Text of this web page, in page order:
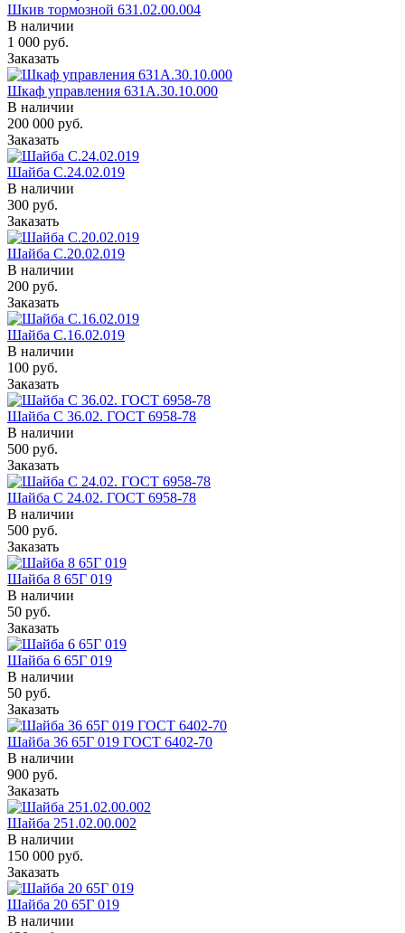
Шкив тормозной 631.02.00.004
В наличии
1 000 руб.
Заказать
Шкаф управления 631A.30.10.000
В наличии
200 000 руб.
Заказать
Шайба C.24.02.019
В наличии
300 руб.
Заказать
Шайба C.20.02.019
В наличии
200 руб.
Заказать
Шайба C.16.02.019
В наличии
100 руб.
Заказать
Шайба C 36.02. ГОСТ 6958-78
В наличии
500 руб.
Заказать
Шайба C 24.02. ГОСТ 6958-78
В наличии
500 руб.
Заказать
Шайба 8 65Г 019
В наличии
50 руб.
Заказать
Шайба 6 65Г 019
В наличии
50 руб.
Заказать
Шайба 36 65Г 019 ГОСТ 6402-70
В наличии
900 руб.
Заказать
Шайба 251.02.00.002
В наличии
150 000 руб.
Заказать
Шайба 20 65Г 019
В наличии